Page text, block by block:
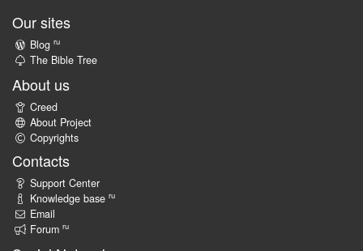
Our sites
Blog ru
The Bible Tree
About us
Creed
About Project
Copyrights
Contacts
Support Center
Knowledge base ru
Email
Forum ru